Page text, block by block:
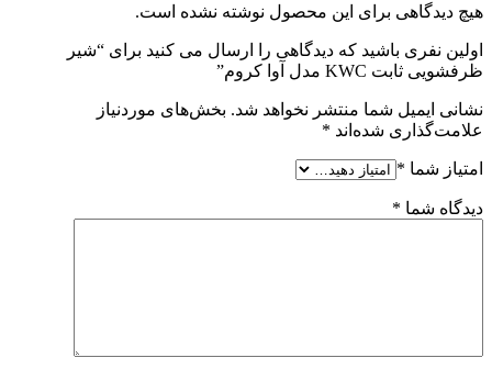
هیچ دیدگاهی برای این محصول نوشته نشده است.
اولین نفری باشید که دیدگاهی را ارسال می کنید برای “شیر
ظرفشویی ثابت KWC مدل آوا کروم”
نشانی ایمیل شما منتشر نخواهد شد. بخش‌های موردنیاز
علامت‌گذاری شده‌اند *
امتیاز شما *
دیدگاه شما *